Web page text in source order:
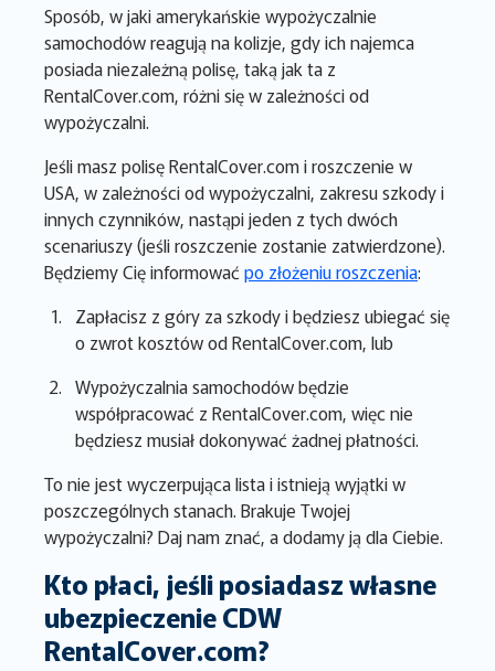
Sposób, w jaki amerykańskie wypożyczalnie
samochodów reagują na kolizje, gdy ich najemca
posiada niezależną polisę, taką jak ta z
RentalCover.com, różni się w zależności od
wypożyczalni.
Jeśli masz polisę RentalCover.com i roszczenie w
USA, w zależności od wypożyczalni, zakresu szkody i
innych czynników, nastąpi jeden z tych dwóch
scenariuszy (jeśli roszczenie zostanie zatwierdzone).
Będziemy Cię informowaćpo złożeniu roszczenia:
Zapłacisz z góry za szkody i będziesz ubiegać się
o zwrot kosztów od RentalCover.com, lub
Wypożyczalnia samochodów będzie
współpracować z RentalCover.com, więc nie
będziesz musiał dokonywać żadnej płatności.
To nie jest wyczerpująca lista i istnieją wyjątki w
poszczególnych stanach. Brakuje Twojej
wypożyczalni? Daj nam znać, a dodamy ją dla Ciebie.
Kto płaci, jeśli posiadasz własne
ubezpieczenie CDW
RentalCover.com?